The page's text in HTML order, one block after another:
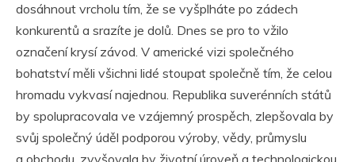
dosáhnout vrcholu tím, že se vyšplháte po zádech
konkurentů a srazíte je dolů. Dnes se pro to vžilo
označení krysí závod. V americké vizi společného
bohatství měli všichni lidé stoupat společně tím, že celou
hromadu vykvasí najednou. Republika suverénních států
by spolupracovala ve vzájemný prospěch, zlepšovala by
svůj společný úděl podporou výroby, vědy, průmyslu